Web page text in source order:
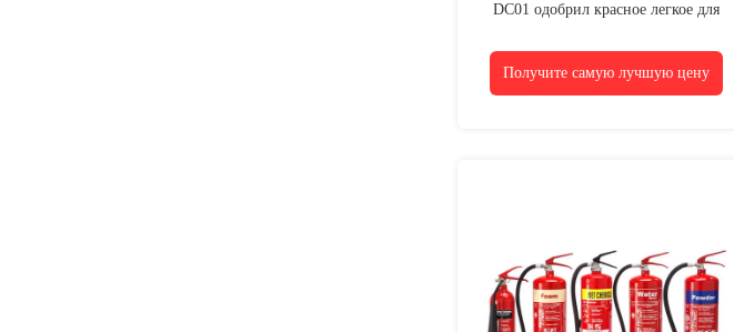
DC01 одобрил красное легкое для
Получите самую лучшую цену